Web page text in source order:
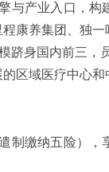
与产业入口，
康养集团、独
身国内前三，员
区域医疗中心
制缴纳五险）